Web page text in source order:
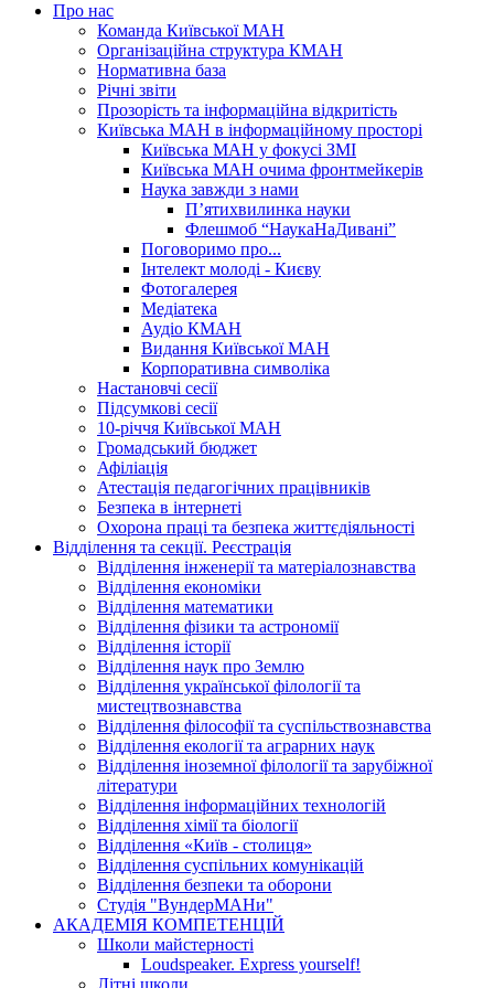
Про нас
Команда Київської МАН
Організаційна структура КМАН
Нормативна база
Річні звіти
Прозорість та інформаційна відкритість
Київська МАН в інформаційному просторі
Київська МАН у фокусі ЗМІ
Київська МАН очима фронтмейкерів
Наука завжди з нами
П’ятихвилинка науки
Флешмоб “НаукаНаДивані”
Поговоримо про...
Інтелект молоді - Києву
Фотогалерея
Медіатека
Аудіо КМАН
Видання Київської МАН
Корпоративна символіка
Настановчі сесії
Підсумкові сесії
10-річчя Київської МАН
Громадський бюджет
Афіліація
Атестація педагогічних працівників
Безпека в інтернеті
Охорона праці та безпека життєдіяльності
Відділення та секції. Реєстрація
Відділення інженерії та матеріалознавства
Відділення економіки
Відділення математики
Відділення фізики та астрономії
Відділення історії
Відділення наук про Землю
Відділення української філології та
мистецтвознавства
Відділення філософії та суспільствознавства
Відділення екології та аграрних наук
Відділення іноземної філології та зарубіжної
літератури
Відділення інформаційних технологій
Відділення хімії та біології
Відділення «Київ - столиця»
Відділення суспільних комунікацій
Відділення безпеки та оборони
Студія "ВундерМАНи"
АКАДЕМІЯ КОМПЕТЕНЦІЙ
Школи майстерності
Loudspeaker. Express yourself!